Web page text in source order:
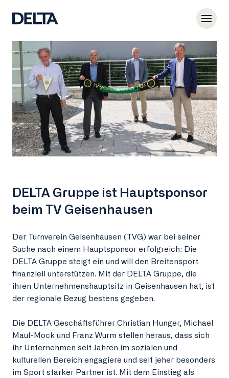
DELTA Gruppe ist Hauptsponsor
beim TV Geisenhausen
Der Turnverein Geisenhausen (TVG) war bei seiner
Suche nach einem Hauptsponsor erfolgreich: Die
DELTA Gruppe steigt ein und will den Breitensport
finanziell unterstützen. Mit der DELTA Gruppe, die
ihren Unternehmenshauptsitz in Geisenhausen hat, ist
der regionale Bezug bestens gegeben.
Die DELTA Geschäftsführer Christian Hunger, Michael
Maul-Mock und Franz Wurm stellen heraus, dass sich
ihr Unternehmen seit Jahren im sozialen und
kulturellen Bereich engagiere und seit jeher besonders
im Sport starker Partner ist. Mit dem Einstieg als